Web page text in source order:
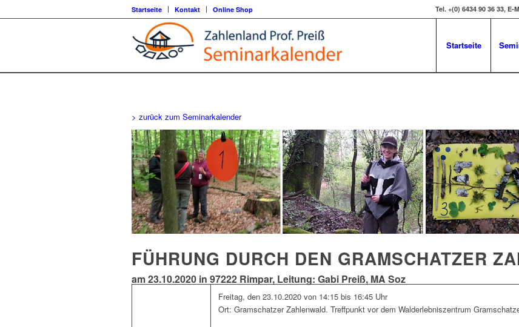
Startseite Kontakt Online Shop Tel. +(0) 6434 90 36 33,
Startseite
> zurück zum Seminarkalender
FÜHRUNG DURCH DEN GRAMSCHATZER
am 23.10.2020 in 97222 Rimpar, Leitung: Gabi Preiß, MA Soz
Freitag, den 23.10.2020 von 14:15 bis 16:45 Uhr
Ort: Gramschatzer Zahlenwald. Treffpunkt vor dem Walderlebniszentrum